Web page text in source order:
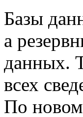
Базы
а
данных.
всех
По